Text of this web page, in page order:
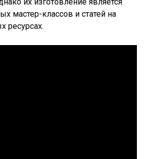
мастер-классов и статей на
ресурсах.